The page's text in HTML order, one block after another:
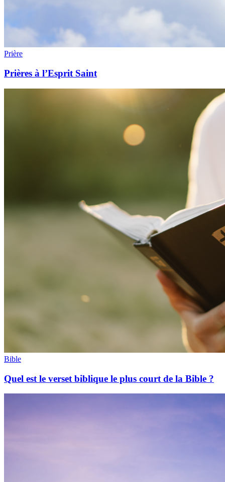
Prière
Prières à l’Esprit Saint
Bible
Quel est le verset biblique le plus court de la Bible ?